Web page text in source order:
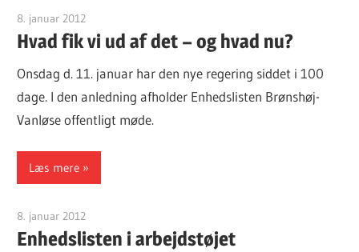
8. januar 2012
Hvad fik vi ud af det – og hvad nu?
Onsdag d. 11. januar har den nye regering siddet i 100
dage. I den anledning afholder Enhedslisten Brønshøj-
Vanløse offentligt møde.
Læs mere
8. januar 2012
Enhedslisten i arbejdstøjet